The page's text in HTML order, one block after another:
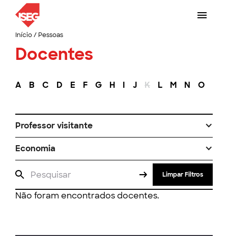
Início/ Pessoas
Docentes
A B C D E F G H I J K L M N O
Professor visitante
Economia
Limpar Filtros
Não foram encontrados docentes.